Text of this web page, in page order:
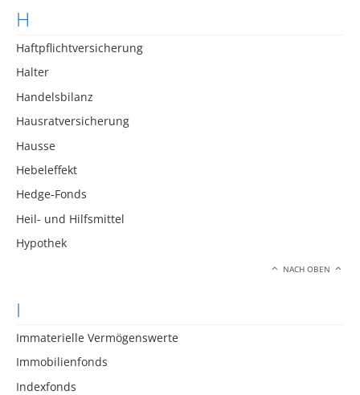
H
Haftpflichtversicherung
Halter
Handelsbilanz
Hausratversicherung
Hausse
Hebeleffekt
Hedge-Fonds
Heil- und Hilfsmittel
Hypothek
NACH OBEN
I
Immaterielle Vermögenswerte
Immobilienfonds
Indexfonds